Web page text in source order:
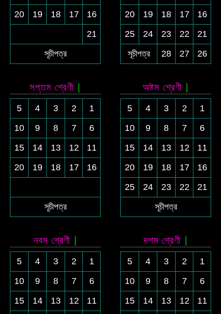
16
17
18
19
20
21
সূচীপত্র
16
17
18
19
20
21
22
23
24
25
26
27
28
সূচীপত্র
সপ্তম শ্রেণী
1
2
3
4
5
6
7
8
9
10
11
12
13
14
15
16
17
18
19
20
সূচীপত্র
অষ্টম শ্রেণী
1
2
3
4
5
6
7
8
9
10
11
12
13
14
15
16
17
18
19
20
21
22
23
24
25
সূচীপত্র
নবম শ্রেণী
1
2
3
4
5
6
7
8
9
10
11
12
13
14
15
দশম শ্রেণী
1
2
3
4
5
6
7
8
9
10
11
12
13
14
15